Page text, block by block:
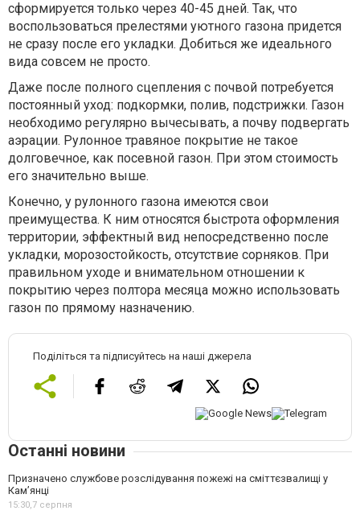
сформируется только через 40-45 дней. Так, что
воспользоваться прелестями уютного газона придется
не сразу после его укладки. Добиться же идеального
вида совсем не просто.
Даже после полного сцепления с почвой потребуется
постоянный уход: подкормки, полив, подстрижки. Газон
необходимо регулярно вычесывать, а почву подвергать
аэрации. Рулонное травяное покрытие не такое
долговечное, как посевной газон. При этом стоимость
его значительно выше.
Конечно, у рулонного газона имеются свои
преимущества. К ним относятся быстрота оформления
территории, эффектный вид непосредственно после
укладки, морозостойкость, отсутствие сорняков. При
правильном уходе и внимательном отношении к
покрытию через полтора месяца можно использовать
газон по прямому назначению.
Поділіться та підписуйтесь на наші джерела
Останні новини
Призначено службове розслідування пожежі на сміттєзвалищі у
Кам’янці
15:30,7 серпня